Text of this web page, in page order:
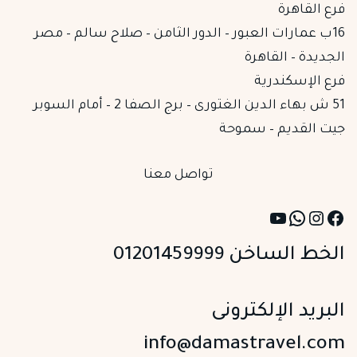
فرع القاهرة
16ب عمارات العبور – الدور الثامن – صلاح سالم – مصر
الجديدة – القاهرة
فرع الإسكندرية
51 ش بهاء الدين الغتورى – برج الصفا 2 – أمام السوبر
جيت القديم – سموحة
تواصل معنا
Facebook
Instagram
WhatsApp
YouTube
الخط الساخن 01201459999
البريد الإلكترونى
info@damastravel.com